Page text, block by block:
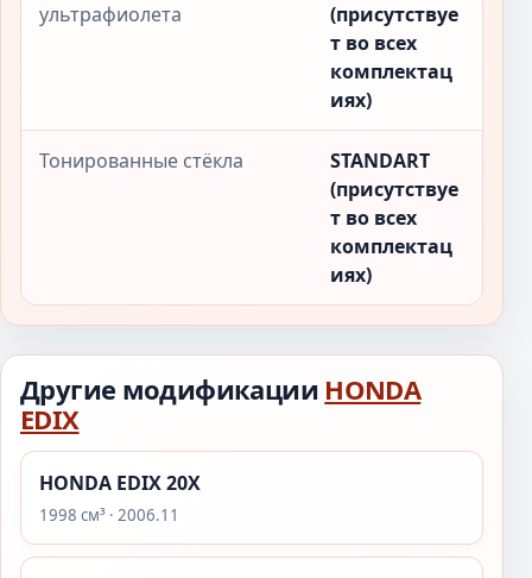
ультрафиолета
(присутствуе
т во всех
комплектац
иях)
Тонированные стёкла
STANDART
(присутствуе
т во всех
комплектац
иях)
Другие модификации HONDA
EDIX
HONDA EDIX 20X
1998 см³ · 2006.11